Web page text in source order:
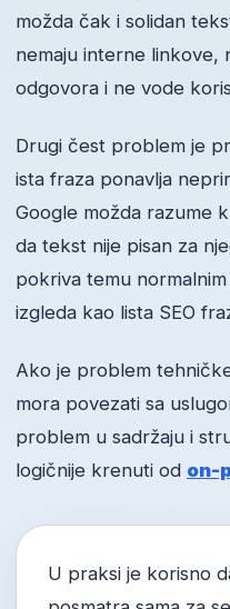
možda čak i solidan
nemaju interne linkove,
odgovora i ne vode
Drugi čest problem je
ista fraza ponavlja
Google možda razume
da tekst nije pisan za
pokriva temu
izgleda kao lista SEO
Ako je problem
mora povezati sa
problem u sadržaju i
logičnije krenuti od on-
U praksi je korisno